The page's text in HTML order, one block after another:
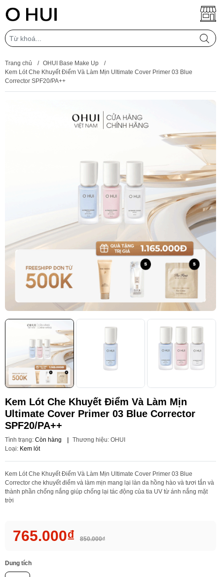
Trang chủ / OHUI Base Make Up
/
Kem Lót Che Khuyết Điểm Và Làm Mịn Ultimate Cover Primer 03 Blue
Corrector SPF20/PA++
Kem Lót Che Khuyết Điểm Và Làm Mịn
Ultimate Cover Primer 03 Blue Corrector
SPF20/PA++
Tình trạng: Còn hàng Thương hiệu: OHUI
Loại: Kem lót
Kem Lót Che Khuyết Điểm Và Làm Mịn Ultimate Cover Primer 03 Blue
Corrector che khuyết điểm và làm mịn mang lại làn da hồng hào và tươi tắn và
thành phần chống nắng giúp chống lại tác động của tia UV từ ánh nắng mặt
trời
765.000₫ 850.000₫
Dung tích